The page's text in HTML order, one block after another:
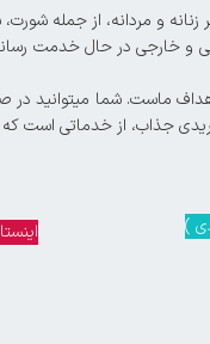
و خارجی در حال خدمت
جذاب، از خدماتی است
)